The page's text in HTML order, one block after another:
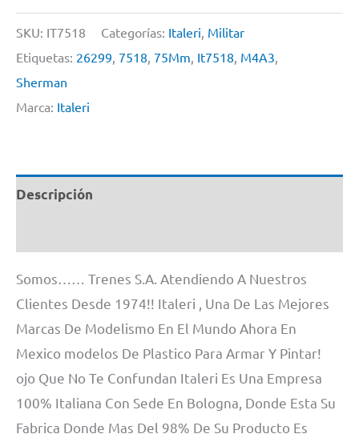
Sherman
By
Italeri
#7518
SKU: IT7518 Categorías: Italeri, Militar
Etiquetas: 26299, 7518, 75Mm, It7518, M4A3,
Sherman
Marca: Italeri
Descripción
Somos…… Trenes S.A. Atendiendo A Nuestros
Clientes Desde 1974!! Italeri , Una De Las Mejores
Marcas De Modelismo En El Mundo Ahora En
Mexico modelos De Plastico Para Armar Y Pintar!
ojo Que No Te Confundan Italeri Es Una Empresa
100% Italiana Con Sede En Bologna, Donde Esta Su
Fabrica Donde Mas Del 98% De Su Producto Es